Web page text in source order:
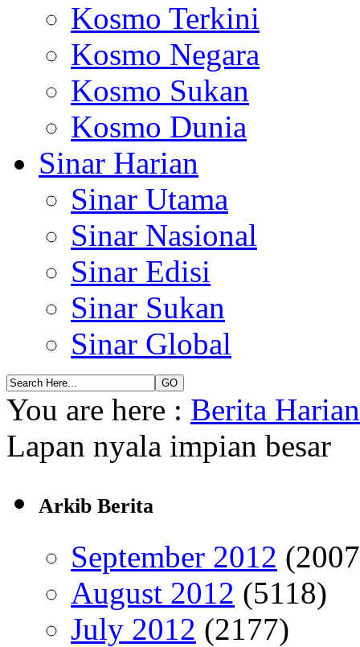
Kosmo Terkini
Kosmo Negara
Kosmo Sukan
Kosmo Dunia
Sinar Harian
Sinar Utama
Sinar Nasional
Sinar Edisi
Sinar Sukan
Sinar Global
You are here : Berita
Lapan nyala impian besar
Arkib Berita
September 2012
August 2012 (5118)
July 2012 (2177)